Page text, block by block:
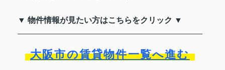
▼ 物件情報が見たい方はこちらをクリック ▼
大阪市の賃貸物件一覧へ進む